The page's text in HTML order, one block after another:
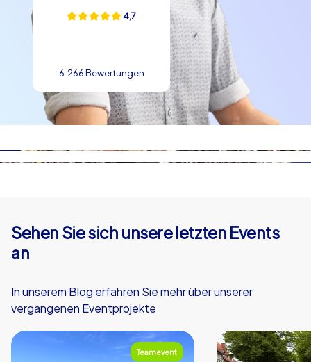
4,7
6.266 Bewertungen
Sehen Sie sich unsere letzten Events
an
In unserem Blog erfahren Sie mehr über unserer
vergangenen Eventprojekte
Teamevent